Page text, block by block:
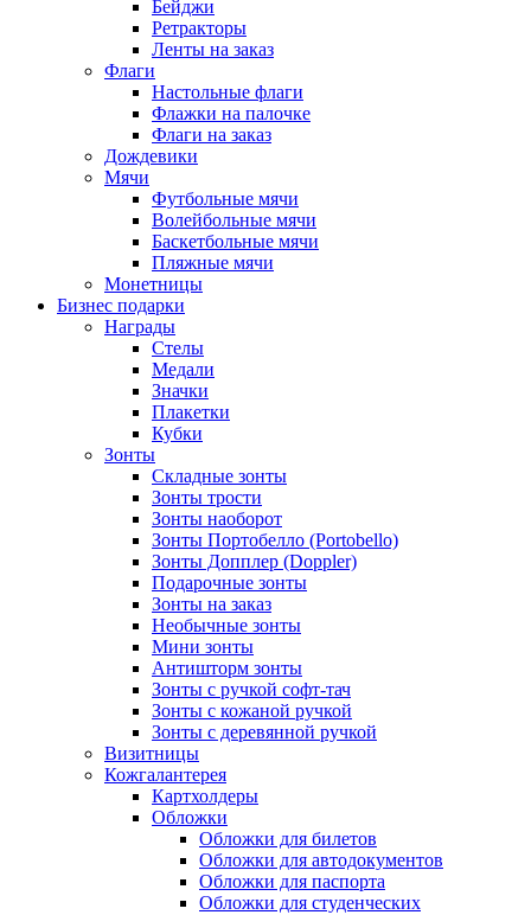
Бейджи
Ретракторы
Ленты на заказ
Флаги
Настольные флаги
Флажки на палочке
Флаги на заказ
Дождевики
Мячи
Футбольные мячи
Волейбольные мячи
Баскетбольные мячи
Пляжные мячи
Монетницы
Бизнес подарки
Награды
Стелы
Медали
Значки
Плакетки
Кубки
Зонты
Складные зонты
Зонты трости
Зонты наоборот
Зонты Портобелло (Portobello)
Зонты Допплер (Doppler)
Подарочные зонты
Зонты на заказ
Необычные зонты
Мини зонты
Антишторм зонты
Зонты с ручкой софт-тач
Зонты с кожаной ручкой
Зонты с деревянной ручкой
Визитницы
Кожгалантерея
Картхолдеры
Обложки
Обложки для билетов
Обложки для автодокументов
Обложки для паспорта
Обложки для студенческих